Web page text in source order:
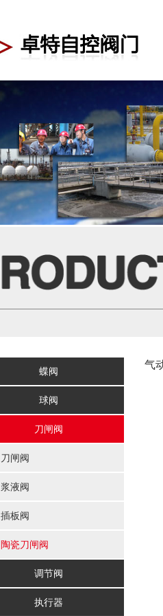
蝶阀
球阀
刀闸阀
刀闸阀
浆液阀
插板阀
陶瓷刀闸阀
调节阀
执行器
气